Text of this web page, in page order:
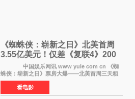
《蜘蛛侠：崭新之日》北美首周
3.55亿美元！仅差《复联4》200
万 影史第二全球开画
中国娱乐网讯 www yule com cn 《蜘
蛛侠：崭新之日》票房大爆——北美首周三天粗
报3 55亿美元，仅比影史最高北美开画《复仇者
联盟4：终局之战》的3 571亿美元少200万出头，
精报调整后仍
看电影